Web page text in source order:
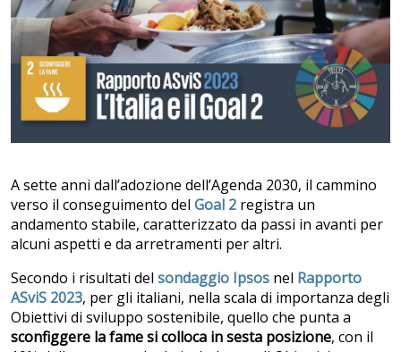
A sette anni dall’adozione dell’Agenda 2030, il cammino
verso il conseguimento del Goal 2 registra un
andamento stabile, caratterizzato da passi in avanti per
alcuni aspetti e da arretramenti per altri.
Secondo i risultati del sondaggio Ipsos nel Rapporto
ASviS 2023, per gli italiani, nella scala di importanza degli
Obiettivi di sviluppo sostenibile, quello che punta a
sconfiggere la fame si colloca in sesta posizione, con il